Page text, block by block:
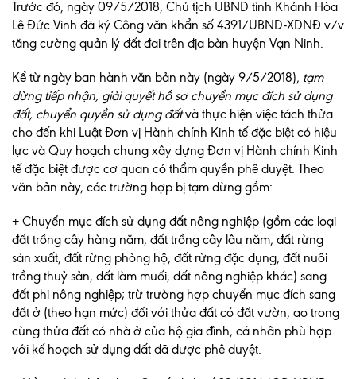
Trước đó, ngày 09/5/2018, Chủ tịch UBND tỉnh Khánh Hòa
Lê Đức Vinh đã ký Công văn khẩn số 4391/UBND-XDNĐ v/v
tăng cường quản lý đất đai trên địa bàn huyện Vạn Ninh.
Kể từ ngày ban hành văn bản này (ngày 9/5/2018), tạm
dừng tiếp nhận, giải quyết hồ sơ chuyển mục đích sử dụng
đất, chuyển quyền sử dụng đấtvà thực hiện việc tách thửa
cho đến khi Luật Đơn vị Hành chính Kinh tế đặc biệt có hiệu
lực và Quy hoạch chung xây dựng Đơn vị Hành chính Kinh
tế đặc biệt được cơ quan có thẩm quyền phê duyệt. Theo
văn bản này, các trường hợp bị tạm dừng gồm:
+ Chuyển mục đích sử dụng đất nông nghiệp (gồm các loại
đất trồng cây hàng năm, đất trồng cây lâu năm, đất rừng
sản xuất, đất rừng phòng hộ, đất rừng đặc dụng, đất nuôi
trồng thuỷ sản, đất làm muối, đất nông nghiệp khác) sang
đất phi nông nghiệp; trừ trường hợp chuyển mục đích sang
đất ở (theo hạn mức) đối với thửa đất có đất vườn, ao trong
cùng thửa đất có nhà ở của hộ gia đình, cá nhân phù hợp
với kế hoạch sử dụng đất đã được phê duyệt.